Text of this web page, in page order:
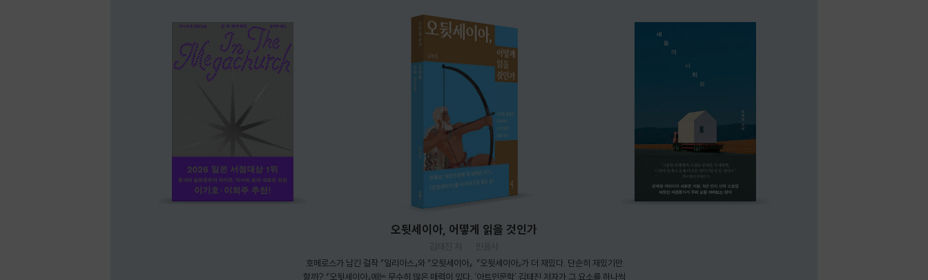
오뒷세이아, 어떻게 읽을 것인가
김태진 저
민음사
호메로스가 남긴 걸작 『일리아스』와 『오뒷세이아』. 『오뒷세이아』가 더 재밌다. 단순히 재밌기만
할까? 『오뒷세이아』에는 무수히 많은 매력이 있다. '아트인문학' 김태진 저자가 그 요소를 하나씩